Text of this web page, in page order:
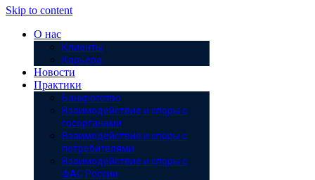
Skip to content
О нас
Клиенты
Карьера
Новости
Практики
Банкротство
Взаимодействие и споры с
госорганами
Взаимодействие и споры с
потребителями
Взаимодействие и споры с
ФАС России